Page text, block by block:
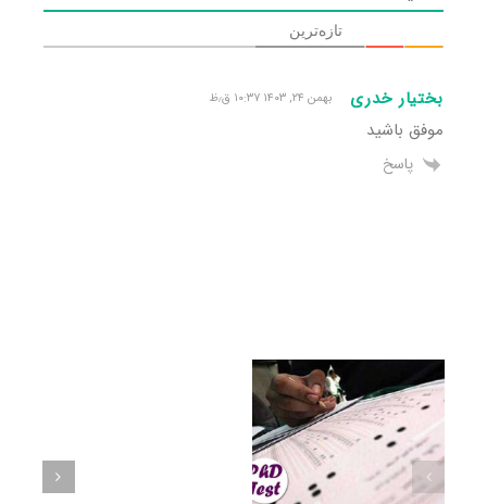
تازه‌ترین
بختیار خدری بهمن ۲۴, ۱۴۰۳ ۱۰:۳۷ ق٫ظ
موفق باشید
پاسخ